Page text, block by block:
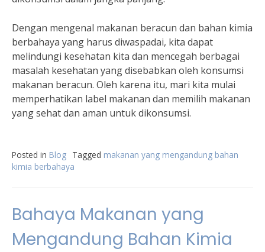
Dengan mengenal makanan beracun dan bahan kimia
berbahaya yang harus diwaspadai, kita dapat
melindungi kesehatan kita dan mencegah berbagai
masalah kesehatan yang disebabkan oleh konsumsi
makanan beracun. Oleh karena itu, mari kita mulai
memperhatikan label makanan dan memilih makanan
yang sehat dan aman untuk dikonsumsi.
Posted in Blog Tagged makanan yang mengandung bahan
kimia berbahaya
Bahaya Makanan yang
Mengandung Bahan Kimia